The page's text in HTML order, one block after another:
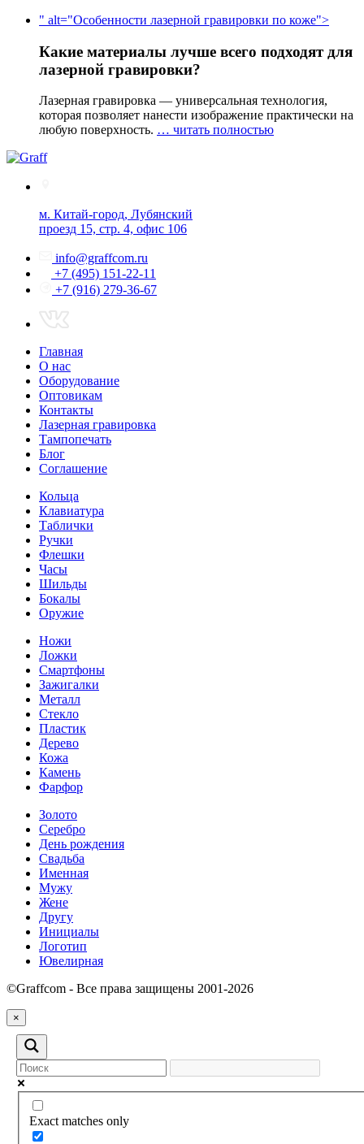
" alt="Особенности лазерной гравировки по коже">
Какие материалы лучше всего подходят для
лазерной гравировки?
Лазерная гравировка — универсальная технология,
которая позволяет нанести изображение практически на
любую поверхность. … читать полностью
м. Китай-город, Лубянский
проезд 15, стр. 4, офис 106
info@graffcom.ru
+7 (495) 151-22-11
+7 (916) 279-36-67
Главная
О нас
Оборудование
Оптовикам
Контакты
Лазерная гравировка
Тампопечать
Блог
Соглашение
Кольца
Клавиатура
Таблички
Ручки
Флешки
Часы
Шильды
Бокалы
Оружие
Ножи
Ложки
Смартфоны
Зажигалки
Металл
Стекло
Пластик
Дерево
Кожа
Камень
Фарфор
Золото
Серебро
День рождения
Свадьба
Именная
Мужу
Жене
Другу
Инициалы
Логотип
Ювелирная
©Graffcom - Все права защищены 2001-2026
×
Exact matches only